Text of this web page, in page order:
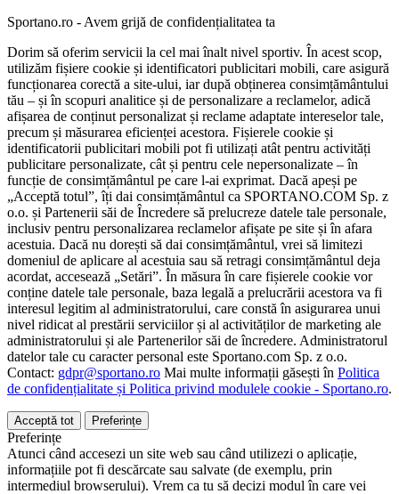
Sportano.ro - Avem grijă de confidențialitatea ta
Dorim să oferim servicii la cel mai înalt nivel sportiv. În acest scop,
utilizăm fișiere cookie și identificatori publicitari mobili, care asigură
funcționarea corectă a site-ului, iar după obținerea consimțământului
tău – și în scopuri analitice și de personalizare a reclamelor, adică
afișarea de conținut personalizat și reclame adaptate intereselor tale,
precum și măsurarea eficienței acestora. Fișierele cookie și
identificatorii publicitari mobili pot fi utilizați atât pentru activități
publicitare personalizate, cât și pentru cele nepersonalizate – în
funcție de consimțământul pe care l-ai exprimat. Dacă apeși pe
„Acceptă totul”, îți dai consimțământul ca SPORTANO.COM Sp. z
o.o. și Partenerii săi de Încredere să prelucreze datele tale personale,
inclusiv pentru personalizarea reclamelor afișate pe site și în afara
acestuia. Dacă nu dorești să dai consimțământul, vrei să limitezi
domeniul de aplicare al acestuia sau să retragi consimțământul deja
acordat, accesează „Setări”. În măsura în care fișierele cookie vor
conține datele tale personale, baza legală a prelucrării acestora va fi
interesul legitim al administratorului, care constă în asigurarea unui
nivel ridicat al prestării serviciilor și al activităților de marketing ale
administratorului și ale Partenerilor săi de încredere. Administratorul
datelor tale cu caracter personal este Sportano.com Sp. z o.o.
Contact: gdpr@sportano.ro Mai multe informații găsești în Politica
de confidențialitate și Politica privind modulele cookie - Sportano.ro.
Acceptă tot Preferințe
Preferințe
Atunci când accesezi un site web sau când utilizezi o aplicație,
informațiile pot fi descărcate sau salvate (de exemplu, prin
intermediul browserului). Vrem ca tu să decizi modul în care vei